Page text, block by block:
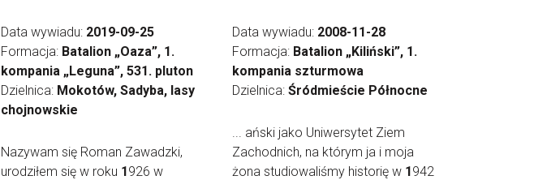
Data wywiadu: 2019-09-25
Formacja: Batalion „Oaza”, 1.
kompania „Leguna”, 531. pluton
Dzielnica: Mokotów, Sadyba, lasy
chojnowskie
Nazywam się Roman Zawadzki,
urodziłem się w roku 1926 w
Data wywiadu: 2008-11-28
Formacja: Batalion „Kiliński”, 1.
kompania szturmowa
Dzielnica: Śródmieście Północne
... ański jako Uniwersytet Ziem
Zachodnich, na którym ja i moja
żona studiowaliśmy historię w 1942